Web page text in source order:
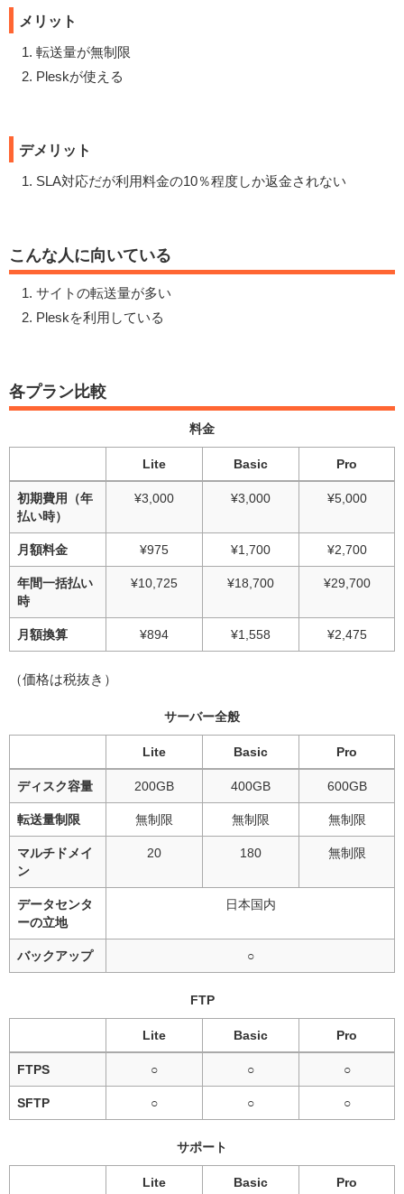
メリット
転送量が無制限
Pleskが使える
デメリット
SLA対応だが利用料金の10％程度しか返金されない
こんな人に向いている
サイトの転送量が多い
Pleskを利用している
各プラン比較
料金
Lite Basic Pro
初期費用（年
払い時）
¥3,000 ¥3,000 ¥5,000
月額料金 ¥975 ¥1,700 ¥2,700
年間一括払い
時
¥10,725 ¥18,700 ¥29,700
月額換算 ¥894 ¥1,558 ¥2,475
（価格は税抜き）
サーバー全般
Lite Basic Pro
ディスク容量 200GB 400GB 600GB
転送量制限 無制限 無制限 無制限
マルチドメイ
ン
20 180 無制限
データセンタ
ーの立地
日本国内
バックアップ ○
FTP
Lite Basic Pro
FTPS ○ ○ ○
SFTP ○ ○ ○
サポート
Lite Basic Pro